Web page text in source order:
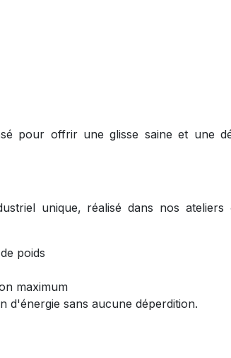
pour offrir une glisse saine et une
unique, réalisé dans nos ateliers
poids
maximum
d'énergie sans aucune déperdition.